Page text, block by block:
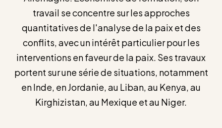
travail se concentre sur les approches
quantitatives de l'analyse de la paix et des
conflits, avec un intérêt particulier pour les
interventions en faveur de la paix. Ses travaux
portent sur une série de situations, notamment
en Inde, en Jordanie, au Liban, au Kenya, au
Kirghizistan, au Mexique et au Niger.